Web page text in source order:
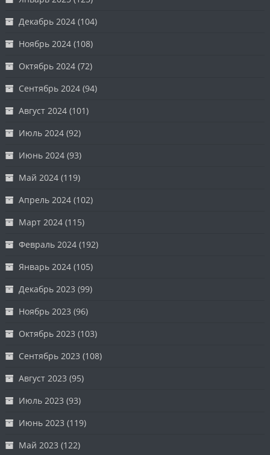
Декабрь 2024 (104)
Ноябрь 2024 (108)
Октябрь 2024 (72)
Сентябрь 2024 (94)
Август 2024 (101)
Июль 2024 (92)
Июнь 2024 (93)
Май 2024 (119)
Апрель 2024 (102)
Март 2024 (115)
Февраль 2024 (192)
Январь 2024 (105)
Декабрь 2023 (99)
Ноябрь 2023 (96)
Октябрь 2023 (103)
Сентябрь 2023 (108)
Август 2023 (95)
Июль 2023 (93)
Июнь 2023 (119)
Май 2023 (122)